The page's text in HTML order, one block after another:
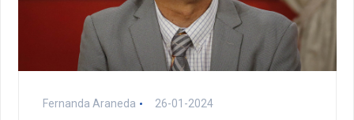
Fernanda Araneda 26-01-2024